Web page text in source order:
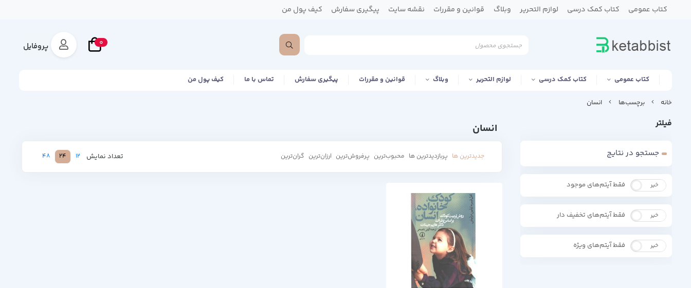
کتاب عمومی کتاب کمک درسی لوازم التحریر وبلاگ قوانین و مقررات نقشه سایت پیگیری سفارش کیف پول من
0 پروفایل
کتاب عمومی کتاب کمک درسی لوازم التحریر وبلاگ قوانین و مقررات پیگیری سفارش تماس با ما کیف پول من
خانه برچسب‌ها انسان
فیلتر
جستجو در نتایج
بله خیر فقط آیتم‌های موجود
بله خیر فقط آیتم‌های تخفیف دار
بله خیر فقط آیتم‌های ویژه
انسان
جدیدترین ها پربازدیدترین ها محبوب‌‌ترین پرفروش‌ترین ارزان‌ترین گران‌ترین تعداد نمایش 12
24
48